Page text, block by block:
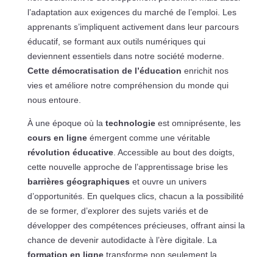
l’adaptation aux exigences du marché de l’emploi. Les
apprenants s’impliquent activement dans leur parcours
éducatif, se formant aux outils numériques qui
deviennent essentiels dans notre société moderne.
Cette démocratisation de l’éducation enrichit nos
vies et améliore notre compréhension du monde qui
nous entoure.
À une époque où la technologieest omniprésente, les
cours en ligneémergent comme une véritable
révolution éducative. Accessible au bout des doigts,
cette nouvelle approche de l’apprentissage brise les
barrières géographiques et ouvre un univers
d’opportunités. En quelques clics, chacun a la possibilité
de se former, d’explorer des sujets variés et de
développer des compétences précieuses, offrant ainsi la
chance de devenir autodidacte à l’ère digitale. La
formation en lignetransforme non seulement la